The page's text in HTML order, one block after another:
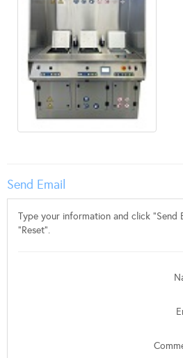
Send Email
Type your information and click
"Reset".